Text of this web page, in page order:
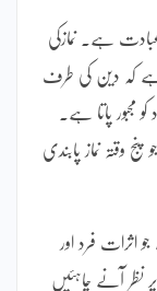
ہے۔ نمازکی
کہ دین کی طرف
مجبور پاتا ہے۔
وقتہ نماز پابندی
اثرات فرد اور
نظر آنے چاہئیں